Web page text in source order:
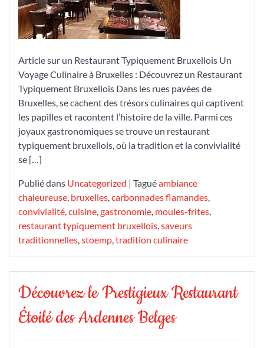
Bruxellois
Article sur un Restaurant Typiquement Bruxellois Un
Voyage Culinaire à Bruxelles : Découvrez un Restaurant
Typiquement Bruxellois Dans les rues pavées de
Bruxelles, se cachent des trésors culinaires qui captivent
les papilles et racontent l’histoire de la ville. Parmi ces
joyaux gastronomiques se trouve un restaurant
typiquement bruxellois, où la tradition et la convivialité
se […]
Publié dans Uncategorized | Taguéambiance
chaleureuse, bruxelles,carbonnades flamandes,
convivialité,cuisine,gastronomie, moules-frites,
restaurant typiquement bruxellois,saveurs
traditionnelles,stoemp,tradition culinaire
Découvrez le Prestigieux Restaurant
Étoilé des Ardennes Belges